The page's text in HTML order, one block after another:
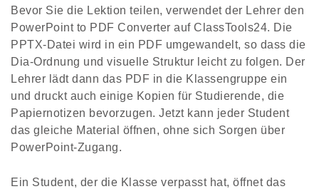
Bevor Sie die Lektion teilen, verwendet der Lehrer den
PowerPoint to PDF Converter auf ClassTools24. Die
PPTX-Datei wird in ein PDF umgewandelt, so dass die
Dia-Ordnung und visuelle Struktur leicht zu folgen. Der
Lehrer lädt dann das PDF in die Klassengruppe ein
und druckt auch einige Kopien für Studierende, die
Papiernotizen bevorzugen. Jetzt kann jeder Student
das gleiche Material öffnen, ohne sich Sorgen über
PowerPoint-Zugang.
Ein Student, der die Klasse verpasst hat, öffnet das